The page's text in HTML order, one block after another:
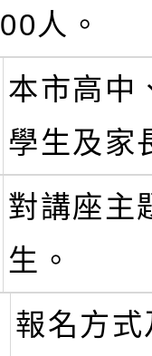
00人。
本市高中
學生及家
對講座主
生。
報名方